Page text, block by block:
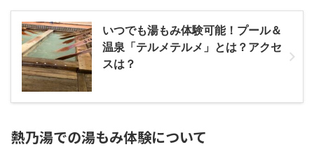
いつでも湯もみ体験可能！プール＆
温泉「テルメテルメ」とは？アクセ
スは？
熱乃湯での湯もみ体験について